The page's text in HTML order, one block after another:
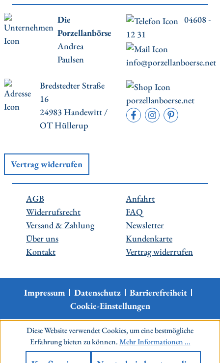
Die
Porzellanbörse
Andrea
Paulsen
04608 -
12 31
info@porzellanboerse.net
Bredstedter Straße
16
24983 Handewitt /
OT Hüllerup
porzellanboerse.net
Vertrag widerrufen
AGB
Widerrufsrecht
Versand & Zahlung
Über uns
Kontakt
Anfahrt
FAQ
Newsletter
Kundenkarte
Vertrag widerrufen
Impressum Datenschutz
Barrierefreiheit
Cookie-Einstellungen
Diese Website verwendet Cookies, um eine bestmögliche
Erfahrung bieten zu können.Mehr Informationen ...